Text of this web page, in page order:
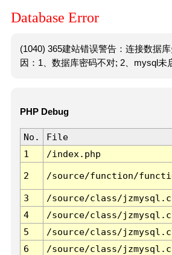
Database Error
(1040) 365建站错误警告：连接数据
因：1、数据库密码不对; 2、mysql未
PHP Debug
No. File
1
/index.php
2 /source/function/
3 /source/class/
4
/source/class/
5
/source/class/
6
/source/class/